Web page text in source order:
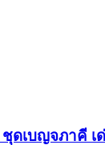
ชุดเบญจ​ภาคี​